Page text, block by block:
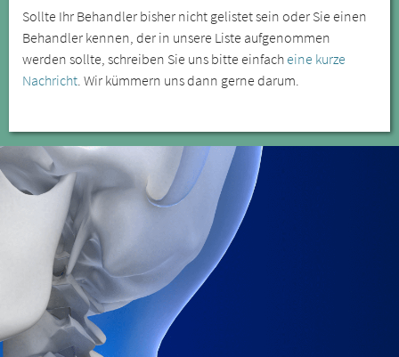
Sollte Ihr Behandler bisher nicht gelistet sein oder Sie einen
Behandler kennen, der in unsere Liste aufgenommen
werden sollte, schreiben Sie uns bitte einfacheine kurze
Nachricht . Wir kümmern uns dann gerne darum.